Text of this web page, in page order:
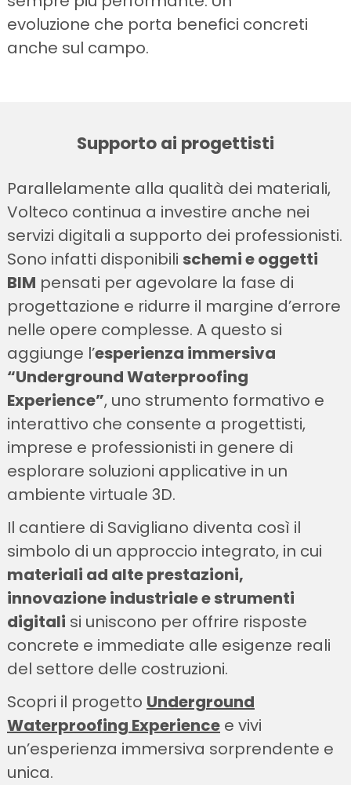
evoluzione che porta benefici concreti
anche sul campo.
Supporto ai progettisti
Parallelamente alla qualità dei materiali,
Volteco continua a investire anche nei
servizi digitali a supporto dei professionisti.
Sono infatti disponibili schemi e oggetti
BIM pensati per agevolare la fase di
progettazione e ridurre il margine d’errore
nelle opere complesse. A questo si
aggiunge l’esperienza immersiva
“Underground Waterproofing
Experience”, uno strumento formativo e
interattivo che consente a progettisti,
imprese e professionisti in genere di
esplorare soluzioni applicative in un
ambiente virtuale 3D.
Il cantiere di Savigliano diventa così il
simbolo di un approccio integrato, in cui
materiali ad alte prestazioni,
innovazione industriale e strumenti
digitali si uniscono per offrire risposte
concrete e immediate alle esigenze reali
del settore delle costruzioni.
Scopri il progetto Underground
Waterproofing Experience e vivi
un’esperienza immersiva sorprendente e
unica.